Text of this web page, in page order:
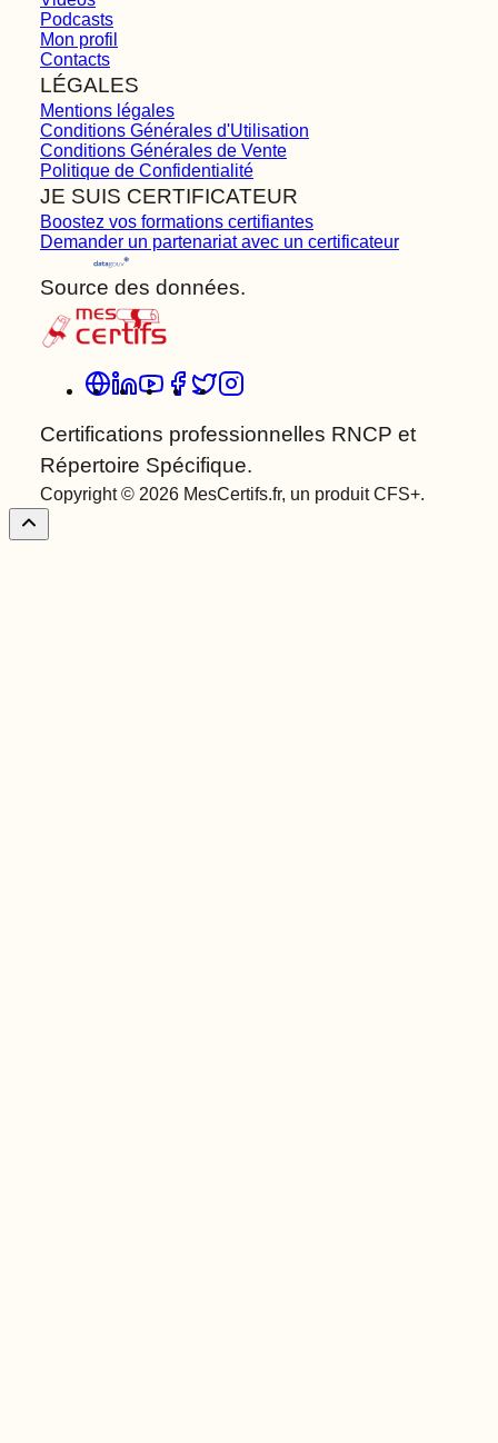
Podcasts
Mon profil
Contacts
LÉGALES
Mentions légales
Conditions Générales d'Utilisation
Conditions Générales de Vente
Politique de Confidentialité
JE SUIS CERTIFICATEUR
Boostez vos formations certifiantes
Demander un partenariat avec un certificateur
Source des données.
Certifications professionnelles RNCP et
Répertoire Spécifique.
Copyright © 2026 MesCertifs.fr, un produit CFS+.